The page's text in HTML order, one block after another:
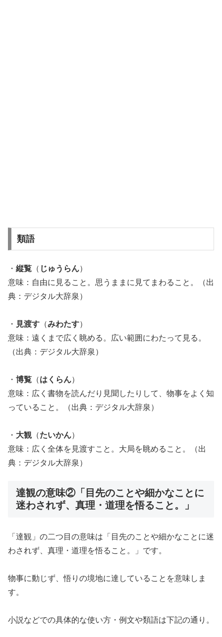
類語
・ 縦覧 （ じゅうらん）
意味：自由に見ること。思うままに見てまわること。（出
典：デジタル大辞泉）
・ 見渡す （みわたす）
意味：遠くまで広く眺める。広い範囲にわたって見る。
（出典：デジタル大辞泉）
・ 博覧 （はくらん）
意味：広く書物を読んだり見聞したりして、物事をよく知
っていること。（出典：デジタル大辞泉）
・ 大観（たいかん）
意味：広く全体を見渡すこと。大局を眺めること。（出
典：デジタル大辞泉）
達観の意味②「目先のことや細かなことに
迷わされず、真理・道理を悟ること。」
「達観」の二つ目の意味は「目先のことや細かなことに迷
わされず、真理・道理を悟ること。」です。
物事に動じず、悟りの境地に達していることを意味しま
す。
小説などでの具体的な使い方・例文や類語は下記の通り。